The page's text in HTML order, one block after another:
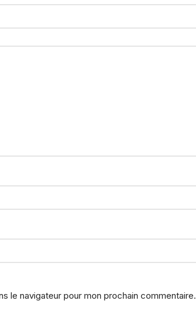
le navigateur pour mon prochain commentaire.